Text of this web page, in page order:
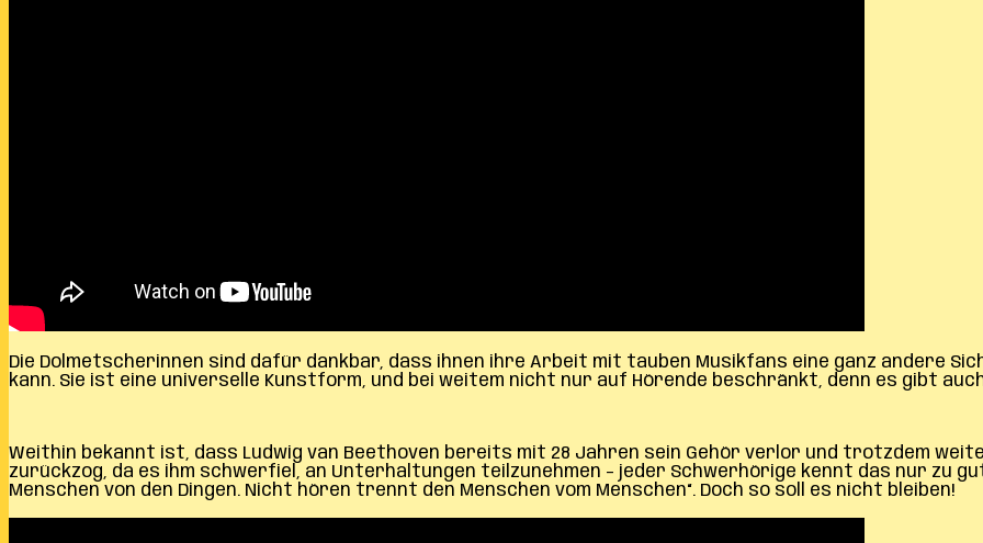
Die Dolmetscherinnen sind dafür dankbar, dass ihnen ihre Arbeit mit tauben Musikfans eine ganz andere
kann. Sie ist eine universelle Kunstform, und bei weitem nicht nur auf Hörende beschränkt, denn es gibt
Weithin bekannt ist, dass Ludwig van Beethoven bereits mit 28 Jahren sein Gehör verlor und trotzdem
zurückzog, da es ihm schwerfiel, an Unterhaltungen teilzunehmen – jeder Schwerhörige kennt das nur zu
Menschen von den Dingen. Nicht hören trennt den Menschen vom Menschen“. Doch so soll es nicht bleiben!